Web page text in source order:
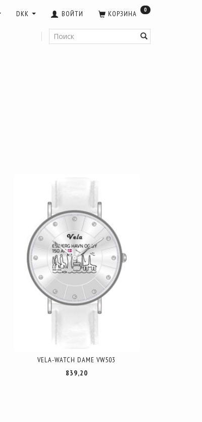
КОРЗИНА 0
ВОЙТИ
DKK
VELA-WATCH DAME VW503
839,20